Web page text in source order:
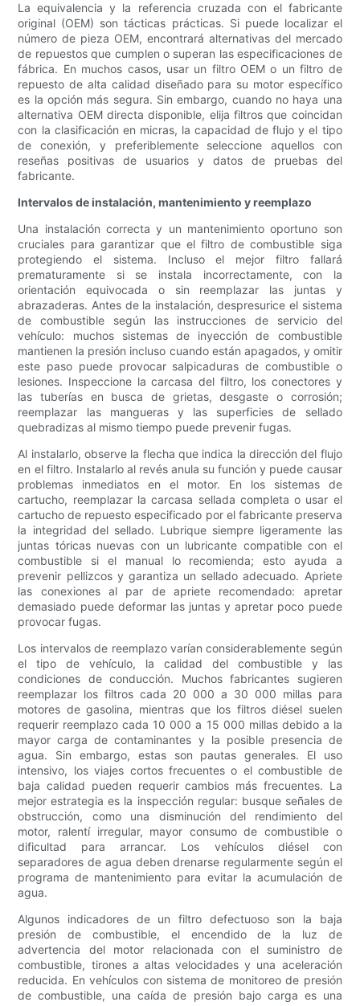
La equivalencia y la referencia cruzada con el fabricante
original (OEM) son tácticas prácticas. Si puede localizar el
número de pieza OEM, encontrará alternativas del mercado
de repuestos que cumplen o superan las especificaciones de
fábrica. En muchos casos, usar un filtro OEM o un filtro de
repuesto de alta calidad diseñado para su motor específico
es la opción más segura. Sin embargo, cuando no haya una
alternativa OEM directa disponible, elija filtros que coincidan
con la clasificación en micras, la capacidad de flujo y el tipo
de conexión, y preferiblemente seleccione aquellos con
reseñas positivas de usuarios y datos de pruebas del
fabricante.
Intervalos de instalación, mantenimiento y reemplazo
Una instalación correcta y un mantenimiento oportuno son
cruciales para garantizar que el filtro de combustible siga
protegiendo el sistema. Incluso el mejor filtro fallará
prematuramente si se instala incorrectamente, con la
orientación equivocada o sin reemplazar las juntas y
abrazaderas. Antes de la instalación, despresurice el sistema
de combustible según las instrucciones de servicio del
vehículo: muchos sistemas de inyección de combustible
mantienen la presión incluso cuando están apagados, y omitir
este paso puede provocar salpicaduras de combustible o
lesiones. Inspeccione la carcasa del filtro, los conectores y
las tuberías en busca de grietas, desgaste o corrosión;
reemplazar las mangueras y las superficies de sellado
quebradizas al mismo tiempo puede prevenir fugas.
Al instalarlo, observe la flecha que indica la dirección del flujo
en el filtro. Instalarlo al revés anula su función y puede causar
problemas inmediatos en el motor. En los sistemas de
cartucho, reemplazar la carcasa sellada completa o usar el
cartucho de repuesto especificado por el fabricante preserva
la integridad del sellado. Lubrique siempre ligeramente las
juntas tóricas nuevas con un lubricante compatible con el
combustible si el manual lo recomienda; esto ayuda a
prevenir pellizcos y garantiza un sellado adecuado. Apriete
las conexiones al par de apriete recomendado: apretar
demasiado puede deformar las juntas y apretar poco puede
provocar fugas.
Los intervalos de reemplazo varían considerablemente según
el tipo de vehículo, la calidad del combustible y las
condiciones de conducción. Muchos fabricantes sugieren
reemplazar los filtros cada 20 000 a 30 000 millas para
motores de gasolina, mientras que los filtros diésel suelen
requerir reemplazo cada 10 000 a 15 000 millas debido a la
mayor carga de contaminantes y la posible presencia de
agua. Sin embargo, estas son pautas generales. El uso
intensivo, los viajes cortos frecuentes o el combustible de
baja calidad pueden requerir cambios más frecuentes. La
mejor estrategia es la inspección regular: busque señales de
obstrucción, como una disminución del rendimiento del
motor, ralentí irregular, mayor consumo de combustible o
dificultad para arrancar. Los vehículos diésel con
separadores de agua deben drenarse regularmente según el
programa de mantenimiento para evitar la acumulación de
agua.
Algunos indicadores de un filtro defectuoso son la baja
presión de combustible, el encendido de la luz de
advertencia del motor relacionada con el suministro de
combustible, tirones a altas velocidades y una aceleración
reducida. En vehículos con sistema de monitoreo de presión
de combustible, una caída de presión bajo carga es una